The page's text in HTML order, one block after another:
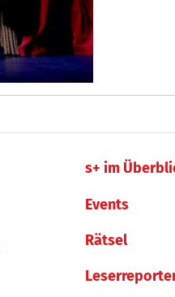
s+ im
Events
Rätsel